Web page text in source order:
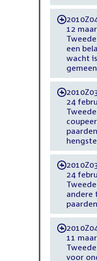
-
12
een
wacht
-
24
-
24
andere
paarden
-
11
voor